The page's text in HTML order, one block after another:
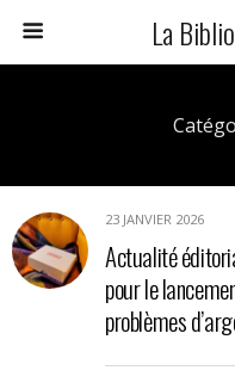
La
23 JANVIER 2026
Actualité
pour le
problèmes